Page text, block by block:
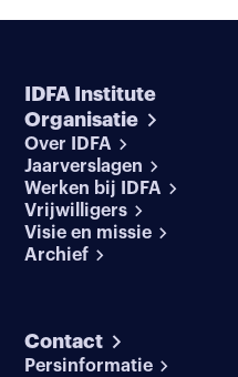
IDFA Institute
Organisatie
Over IDFA
Jaarverslagen
Werken bij IDFA
Vrijwilligers
Visie en missie
Archief
Contact
Persinformatie